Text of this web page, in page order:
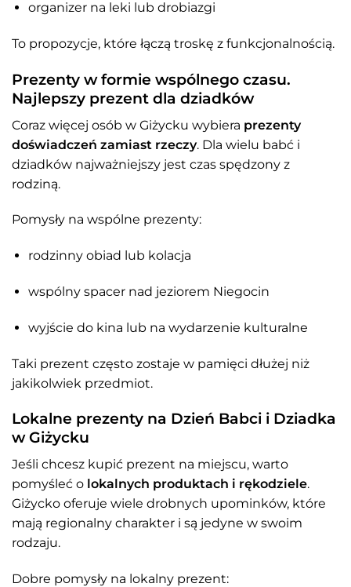
organizer na leki lub drobiazgi
To propozycje, które łączą troskę z funkcjonalnością.
Prezenty w formie wspólnego czasu.
Najlepszy prezent dla dziadków
Coraz więcej osób w Giżycku wybiera prezenty
doświadczeń zamiast rzeczy. Dla wielu babć i
dziadków najważniejszy jest czas spędzony z
rodziną.
Pomysły na wspólne prezenty:
rodzinny obiad lub kolacja
wspólny spacer nad jeziorem Niegocin
wyjście do kina lub na wydarzenie kulturalne
Taki prezent często zostaje w pamięci dłużej niż
jakikolwiek przedmiot.
Lokalne prezenty na Dzień Babci i Dziadka
w Giżycku
Jeśli chcesz kupić prezent na miejscu, warto
pomyśleć o lokalnych produktach i rękodziele.
Giżycko oferuje wiele drobnych upominków, które
mają regionalny charakter i są jedyne w swoim
rodzaju.
Dobre pomysły na lokalny prezent: